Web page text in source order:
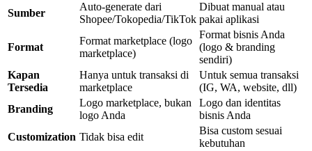
Sumber
Auto-generate dari
Shopee/Tokopedia/TikTok
Dibuat manual atau
pakai aplikasi
Format
Format marketplace (logo
marketplace)
Format bisnis Anda
(logo & branding
sendiri)
Kapan
Tersedia
Hanya untuk transaksi di
marketplace
Untuk semua transaksi
(IG, WA, website, dll)
Branding
Logo marketplace, bukan
logo Anda
Logo dan identitas
bisnis Anda
Customization Tidak bisa edit
Bisa custom sesuai
kebutuhan